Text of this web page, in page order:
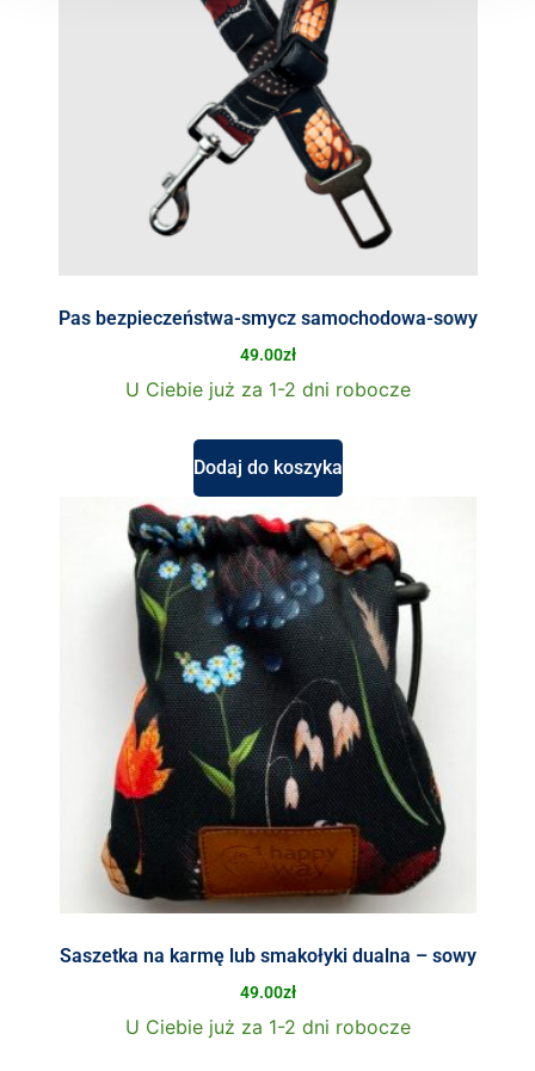
Pas bezpieczeństwa-smycz samochodowa-sowy
49.00zł
U Ciebie już za 1-2 dni robocze
Dodaj do koszyka
Saszetka na karmę lub smakołyki dualna – sowy
49.00zł
U Ciebie już za 1-2 dni robocze